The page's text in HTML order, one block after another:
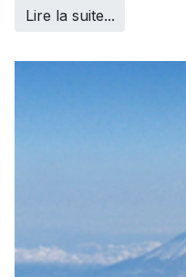
Lire la suite...